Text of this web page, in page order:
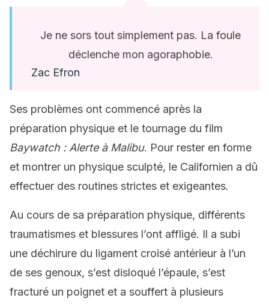
Je ne sors tout simplement pas. La foule
déclenche mon agoraphobie.
Zac Efron
Ses problèmes ont commencé après la
préparation physique et le tournage du film
Baywatch : Alerte à Malibu. Pour rester en forme
et montrer un physique sculpté, le Californien a dû
effectuer des routines strictes et exigeantes.
Au cours de sa préparation physique, différents
traumatismes et blessures l’ont affligé. Il a subi
une déchirure du ligament croisé antérieur à l’un
de ses genoux, s’est disloqué l’épaule, s’est
fracturé un poignet et a souffert à plusieurs